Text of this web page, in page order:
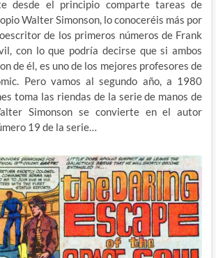
desde el principio comparte tareas de
Walter Simonson, lo conoceréis más por
de los primeros números de Frank
con lo que podría decirse que si ambos
de él, es uno de los mejores profesores de
Pero vamos al segundo año, a 1980
toma las riendas de la serie de manos de
Simonson se convierte en el autor
19 de la serie…